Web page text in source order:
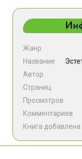
Жанр
Название
Автор
Страниц
Просмотров
Комментариев
Книга добавлена